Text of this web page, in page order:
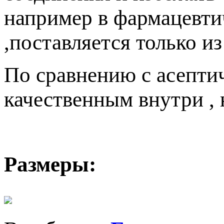
например в
,поставляется только
По сравнению с
качественным внутри ,
Размеры: